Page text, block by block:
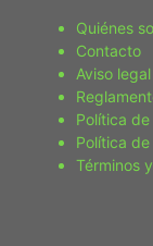
Quiénes
Contacto
Aviso legal
Política
Política
Términos